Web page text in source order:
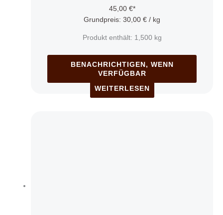
45,00 €*
Grundpreis: 30,00 € / kg
Produkt enthält: 1,500 kg
BENACHRICHTIGEN, WENN
VERFÜGBAR
WEITERLESEN